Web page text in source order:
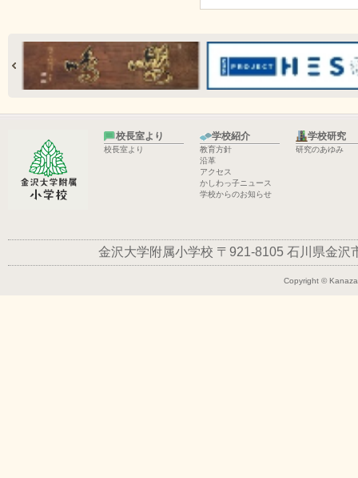
校長室より
校長室より
学校紹介
教育方針
沿革
アクセス
かしわっ子ニュース
学校からのお知らせ
学校研究
研究のあゆみ
金沢大学附属小学校 〒921-8105 石川県金沢
Copyright ©